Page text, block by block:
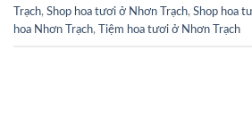
Trạch, Shop hoa tươi ở Nhơn Trạch, Shop hoa
hoa Nhơn Trạch, Tiệm hoa tươi ở Nhơn Trạch